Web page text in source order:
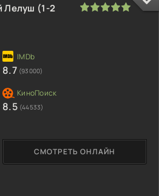
Лелуш (1-2
СМОТРЕТЬ ОНЛАЙН
8.7 (93000)
8.5 (44533)
1 2 3 4